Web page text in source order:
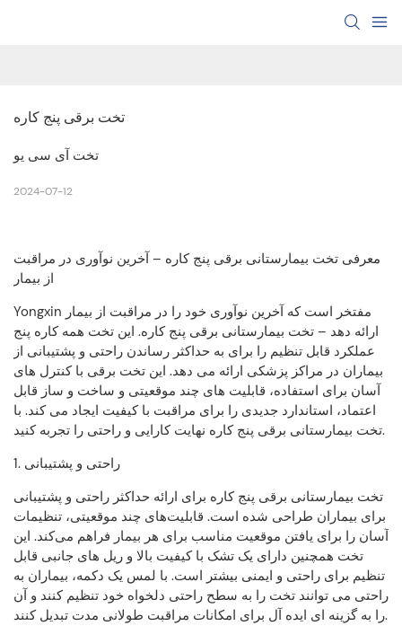
تخت برقی پنج کاره
تخت آی سی یو
2024-07-12
معرفی تخت بیمارستانی برقی پنج کاره – آخرین نوآوری در مراقبت
از بیمار
Yongxin مفتخر است که آخرین نوآوری خود را در مراقبت از بیمار
ارائه دهد – تخت بیمارستانی برقی پنج کاره. این تخت همه کاره پنج
عملکرد قابل تنظیم را برای به حداکثر رساندن راحتی و پشتیبانی از
بیماران در مراکز پزشکی ارائه می دهد. این تخت برقی با کنترل های
آسان برای استفاده، قابلیت های چند موقعیتی و ساخت و ساز قابل
اعتماد، استاندارد جدیدی را برای مراقبت با کیفیت ایجاد می کند. با
تخت بیمارستانی برقی پنج کاره نهایت کارایی و راحتی را تجربه کنید.
1. راحتی و پشتیبانی
تخت بیمارستانی برقی پنج کاره برای ارائه حداکثر راحتی و پشتیبانی
برای بیماران طراحی شده است. قابلیت‌های چند موقعیتی، تنظیمات
آسان را برای یافتن موقعیت مناسب برای هر بیمار فراهم می‌کند. این
تخت همچنین دارای یک تشک با کیفیت بالا و ریل های جانبی قابل
تنظیم برای راحتی و ایمنی بیشتر است. با لمس یک دکمه، بیماران به
راحتی می توانند تخت را به سطح راحتی دلخواه خود تنظیم کنند و آن
را به گزینه ای ایده آل برای امکانات مراقبت طولانی مدت تبدیل کنند.